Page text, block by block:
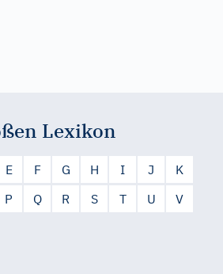
Lexikon
E F G H I J
K
P Q R S T U
V